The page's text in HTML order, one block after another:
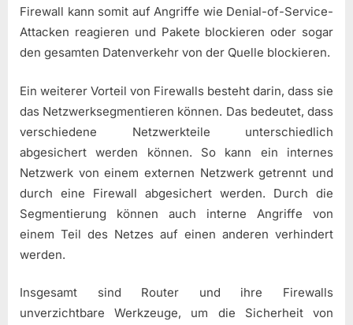
Firewall kann somit auf Angriffe wie Denial-of-Service-
Attacken reagieren und Pakete blockieren oder sogar
den gesamten Datenverkehr von der Quelle blockieren.
Ein weiterer Vorteil von Firewalls besteht darin, dass sie
das Netzwerksegmentieren können. Das bedeutet, dass
verschiedene Netzwerkteile unterschiedlich
abgesichert werden können. So kann ein internes
Netzwerk von einem externen Netzwerk getrennt und
durch eine Firewall abgesichert werden. Durch die
Segmentierung können auch interne Angriffe von
einem Teil des Netzes auf einen anderen verhindert
werden.
Insgesamt sind Router und ihre Firewalls
unverzichtbare Werkzeuge, um die Sicherheit von